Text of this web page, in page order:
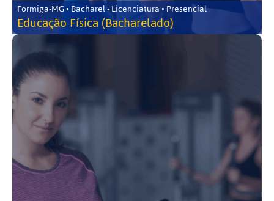
Formiga-MG • Bacharel - Licenciatura • Presencial
Educação Física (Bacharelado)